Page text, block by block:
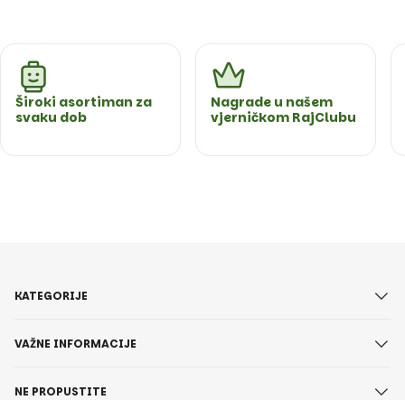
Široki asortiman za
svaku dob
Nagrade u našem
vjerničkom RajClubu
KATEGORIJE
VAŽNE INFORMACIJE
NE PROPUSTITE